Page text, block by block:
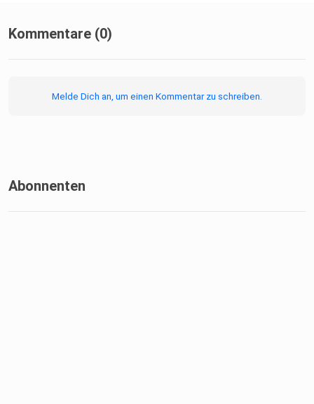
Kommentare (0)
Melde Dich an, um einen Kommentar zu schreiben.
Abonnenten